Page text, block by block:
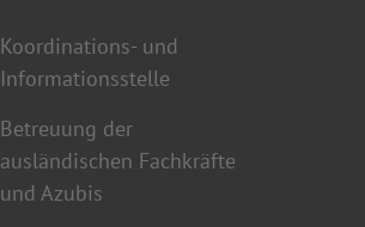
Koordinations- und
Informationsstelle
Betreuung der
ausländischen Fachkräfte
und Azubis